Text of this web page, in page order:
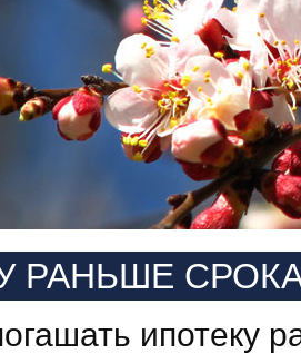
РАНЬШЕ
ипотеку